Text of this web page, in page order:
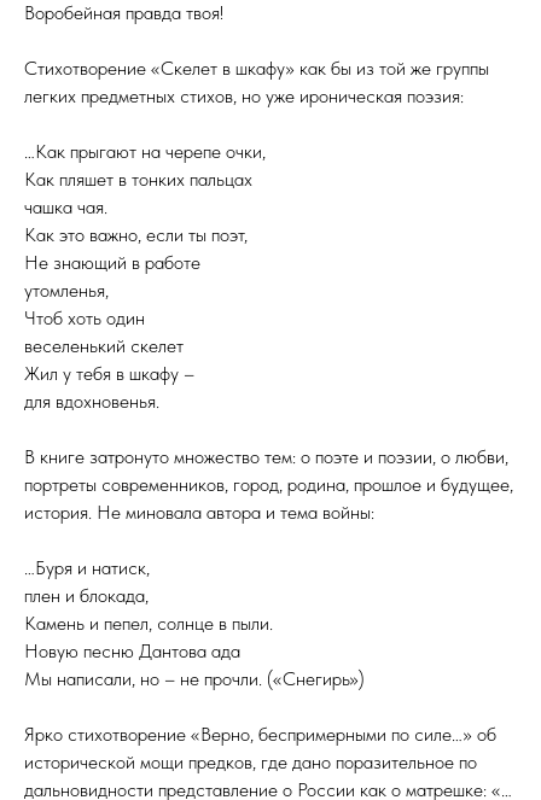
Воробейная правда твоя!
Стихотворение «Скелет в шкафу» как бы из той же группы
легких предметных стихов, но уже ироническая поэзия:
…Как прыгают на черепе очки,
Как пляшет в тонких пальцах
чашка чая.
Как это важно, если ты поэт,
Не знающий в работе
утомленья,
Чтоб хоть один
веселенький скелет
Жил у тебя в шкафу –
для вдохновенья.
В книге затронуто множество тем: о поэте и поэзии, о любви,
портреты современников, город, родина, прошлое и будущее,
история. Не миновала автора и тема войны:
…Буря и натиск,
плен и блокада,
Камень и пепел, солнце в пыли.
Новую песню Дантова ада
Мы написали, но – не прочли. («Снегирь»)
Ярко стихотворение «Верно, беспримерными по силе…» об
исторической мощи предков, где дано поразительное по
дальновидности представление о России как о матрешке: «…